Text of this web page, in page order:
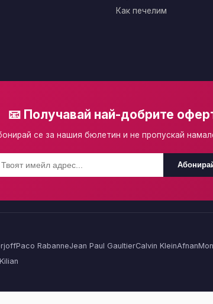
Как печелим
📧 Получавай най-добрите
се за нашия бюлетин и не пропускай
Paco RabanneJean Paul GaultierCalvin KleinAfnan